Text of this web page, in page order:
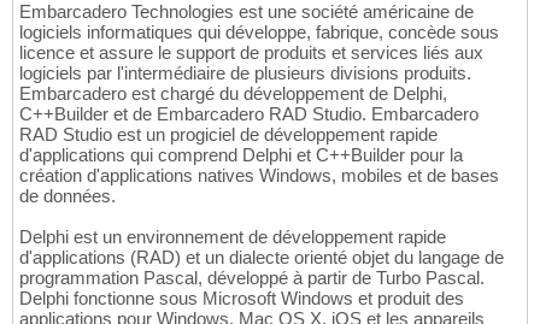
Embarcadero Technologies est une société américaine de
logiciels informatiques qui développe, fabrique, concède sous
licence et assure le support de produits et services liés aux
logiciels par l'intermédiaire de plusieurs divisions produits.
Embarcadero est chargé du développement de Delphi,
C++Builder et de Embarcadero RAD Studio. Embarcadero
RAD Studio est un progiciel de développement rapide
d'applications qui comprend Delphi et C++Builder pour la
création d'applications natives Windows, mobiles et de bases
de données.
Delphi est un environnement de développement rapide
d'applications (RAD) et un dialecte orienté objet du langage de
programmation Pascal, développé à partir de Turbo Pascal.
Delphi fonctionne sous Microsoft Windows et produit des
applications pour Windows, Mac OS X, iOS et les appareils